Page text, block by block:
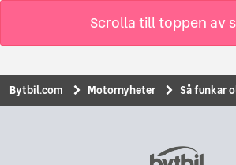
Scrolla till toppen av
Bytbil.com Motornyheter Så funkar